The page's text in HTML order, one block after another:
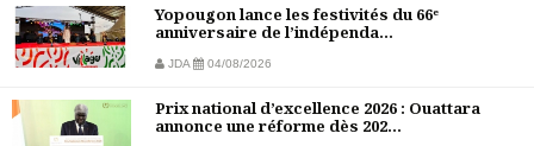
Yopougon lance les festivités du 66ᵉ
anniversaire de l’indépenda...
JDA 04/08/2026
Prix national d’excellence 2026 : Ouattara
annonce une réforme dès 202...